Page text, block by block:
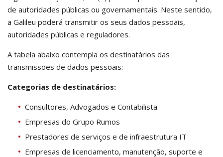
de autoridades públicas ou governamentais. Neste sentido,
a Galileu poderá transmitir os seus dados pessoais,
autoridades públicas e reguladores.
A tabela abaixo contempla os destinatários das
transmissões de dados pessoais:
Categorias de destinatários:
Consultores, Advogados e Contabilista
Empresas do Grupo Rumos
Prestadores de serviços e de infraestrutura IT
Empresas de licenciamento, manutenção, suporte e